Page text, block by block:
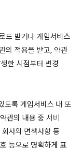
드 받거나 게임서비스
의 적용을 받고, 약관
한 시점부터 변경
도록 게임서비스 내 또
관의 내용 중 서비
사의 면책사항 등
등으로 명확하게 표